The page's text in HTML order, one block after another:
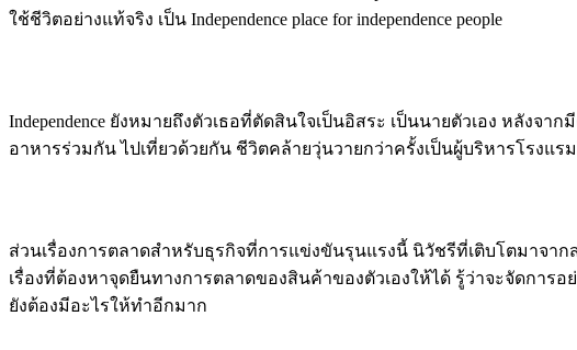
ใช้ชีวิตอย่างแท้จริง เป็น Independence place for independence people
Independence ยังหมายถึงตัวเธอที่ตัดสินใจเป็นอิสระ เป็นนายตัวเอง หลั
อาหารร่วมกัน ไปเที่ยวด้วยกัน ชีวิตคล้ายวุ่นวายกว่าครั้งเป็นผู้บริหารโรงแ
ส่วนเรื่องการตลาดสำหรับธุรกิจที่การแข่งขันรุนแรงนี้ นิวัชรีที่เติบโตมาจ
เรื่องที่ต้องหาจุดยืนทางการตลาดของสินค้าของตัวเองให้ได้ รู้ว่าจะจัดการ
ยังต้องมีอะไรให้ทำอีกมาก